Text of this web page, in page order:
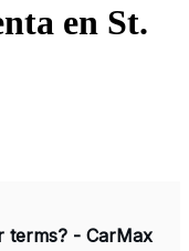
en St.